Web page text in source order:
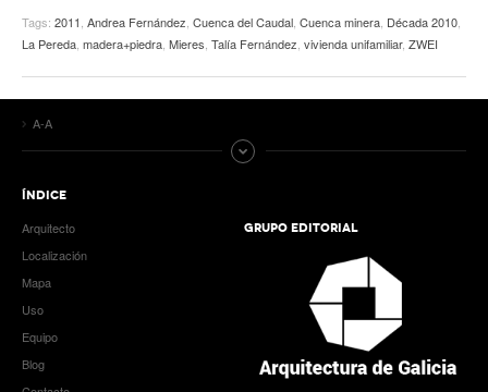
Tags: 2011 Andrea Fernández Cuenca del Caudal Cuenca minera Década 2010
La Pereda madera+piedra Mieres Talía Fernández vivienda unifamiliar, ZWEI
A-A
ÍNDICE
Arquitecto
Localización
Mapa
Uso
Equipo
Blog
GRUPO EDITORIAL